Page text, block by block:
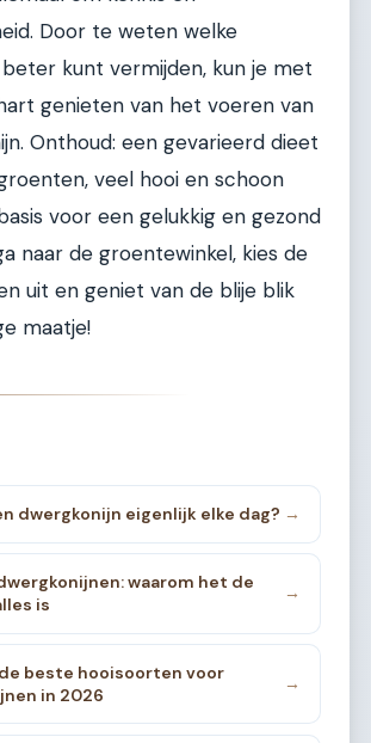
Door te weten welke
kunt vermijden, kun je met
genieten van het voeren van
Onthoud: een gevarieerd dieet
veel hooi en schoon
voor een gelukkig en gezond
naar de groentewinkel, kies de
uit en geniet van de blije blik
maatje!
dwergkonijn eigenlijk elke dag? →
waarom het de
is
→
beste hooisoorten voor
in 2026
→